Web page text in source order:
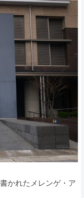
かれたメレンゲ・ア